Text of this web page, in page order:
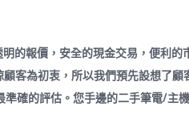
的報價，安全的現金交易，便利
顧客為初衷，所以我們預先設想了
確的評估。您手邊的二手筆電/主